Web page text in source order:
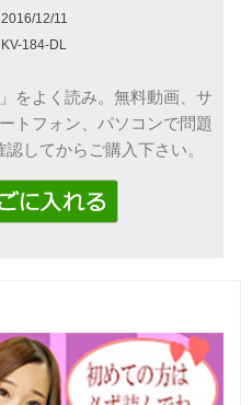
2016/12/11
KV-184-DL
をよく読み。無料動画、サ
トフォン、パソコンで問題
してからご購入下さい。